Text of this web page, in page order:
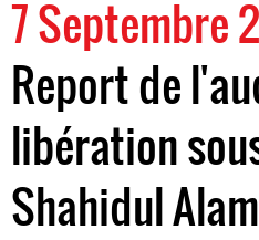
7 Septembre
Report de
libération
Shahidul Alam